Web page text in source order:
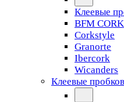
Клеевые
BFM CORK
Corkstyle
Granorte
Ibercork
Wicanders
Клеевые